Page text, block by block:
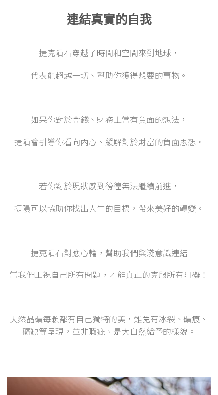
連結真實的自我
捷克隕石穿越了時間和空間來到地球，
代表能超越一切、幫助你獲得想要的事物。
如果你對於金錢、財務上常有負面的想法，
捷隕會引導你看向內心、緩解對於財富的負面思想。
若你對於現狀感到徬徨無法繼續前進，
捷隕可以協助你找出人生的目標，帶來美好的轉變。
捷克隕石對應心輪，幫助我們與淺意識連結
當我們正視自己所有問題，才能真正的克服所有阻礙！
天然晶礦每顆都有自己獨特的美，難免有冰裂、礦痕、
礦缺等呈現，並非瑕疵、是大自然給予的樣貌。